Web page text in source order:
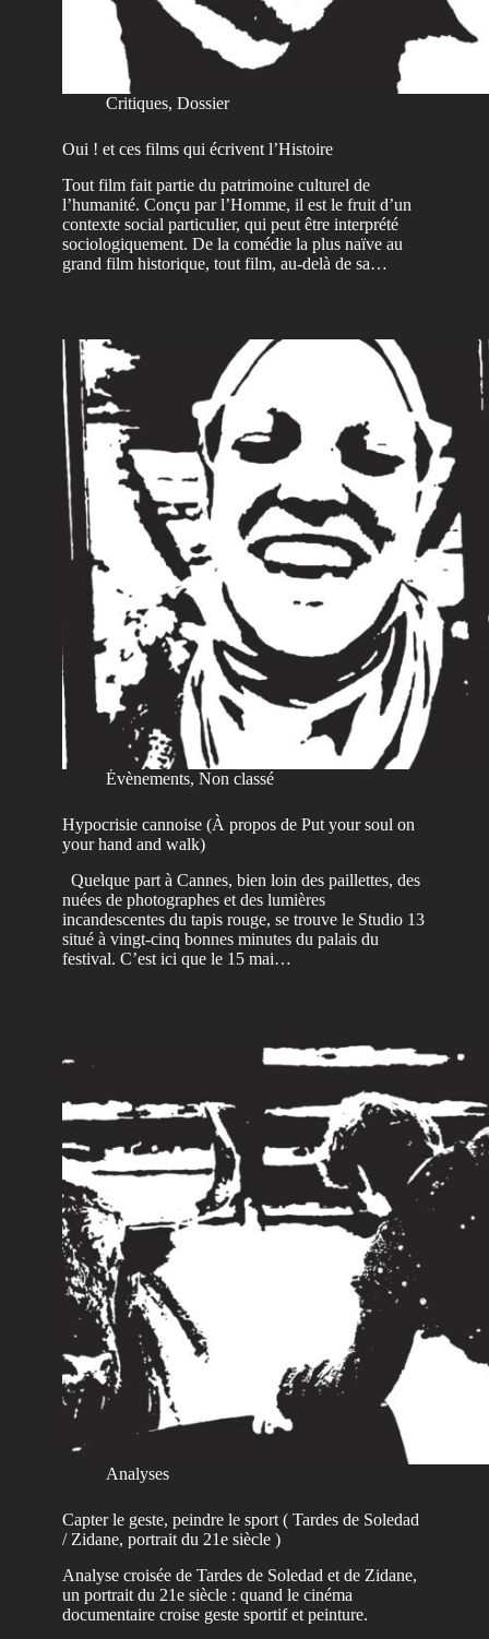
Critiques, Dossier
Oui ! et ces films qui écrivent l’Histoire
Tout film fait partie du patrimoine culturel de
l’humanité. Conçu par l’Homme, il est le fruit d’un
contexte social particulier, qui peut être interprété
sociologiquement. De la comédie la plus naïve au
grand film historique, tout film, au-delà de sa…
Évènements, Non classé
Hypocrisie cannoise (À propos de Put your soul on
your hand and walk)
Quelque part à Cannes, bien loin des paillettes, des
nuées de photographes et des lumières
incandescentes du tapis rouge, se trouve le Studio 13
situé à vingt-cinq bonnes minutes du palais du
festival. C’est ici que le 15 mai…
Analyses
Capter le geste, peindre le sport ( Tardes de Soledad
/ Zidane, portrait du 21e siècle )
Analyse croisée de Tardes de Soledad et de Zidane,
un portrait du 21e siècle : quand le cinéma
documentaire croise geste sportif et peinture.